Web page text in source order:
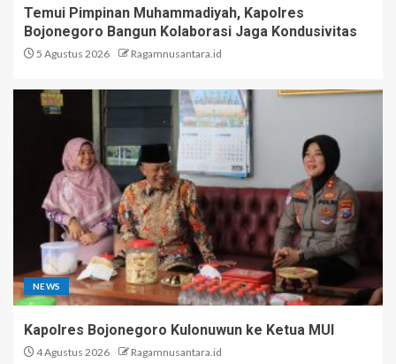
Temui Pimpinan Muhammadiyah, Kapolres
Bojonegoro Bangun Kolaborasi Jaga Kondusivitas
5 Agustus 2026 Ragamnusantara.id
NEWS
Kapolres Bojonegoro Kulonuwun ke Ketua MUI
4 Agustus 2026 Ragamnusantara.id